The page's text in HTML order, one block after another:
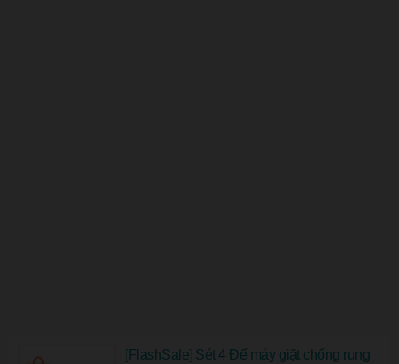
[FlashSale] Sét 4 Đế máy giặt chống rung